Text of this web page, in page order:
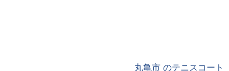
丸亀市 のテニスコート